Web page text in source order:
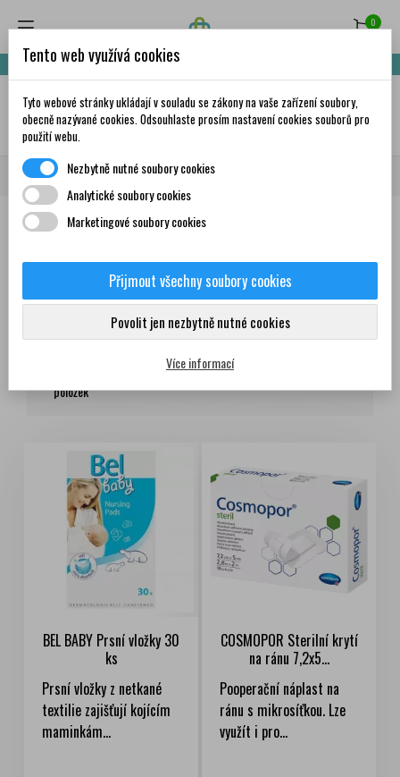
0
Nakupte za 999,- Kč a získáte dopravu zdarma!
✦AI
Domů Všichni dodavatelé Hartmann
Seznam produktů dodavatele
Hartmann
položek
BEL BABY Prsní vložky 30
ks
Prsní vložky z netkané
textilie zajišťují kojícím
maminkám...
COSMOPOR Sterilní krytí
na ránu 7,2x5...
Pooperační náplast na
ránu s mikrosíťkou. Lze
využít i pro...
Tento web využívá cookies
Tyto webové stránky ukládají v souladu se zákony na vaše zařízení soubory,
obecně nazývané cookies. Odsouhlaste prosím nastavení cookies souborů pro
použití webu.
Nezbytně nutné soubory cookies
Analytické soubory cookies
Marketingové soubory cookies
Přijmout všechny soubory cookies
Povolit jen nezbytně nutné cookies
Více informací